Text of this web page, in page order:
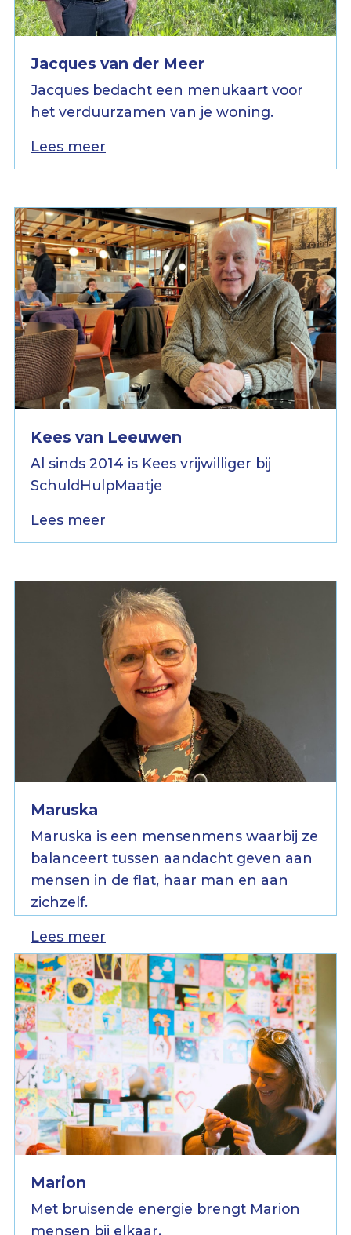
Jacques van der Meer
Jacques bedacht een menukaart voor
het verduurzamen van je woning.
Lees meer
Kees van Leeuwen
Al sinds 2014 is Kees vrijwilliger bij
SchuldHulpMaatje
Lees meer
Maruska
Maruska is een mensenmens waarbij ze
balanceert tussen aandacht geven aan
mensen in de flat, haar man en aan
zichzelf.
Lees meer
Marion
Met bruisende energie brengt Marion
mensen bij elkaar.